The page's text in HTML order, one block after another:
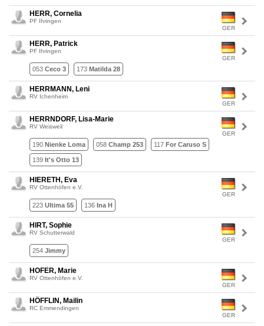
GER
HERR, Cornelia
PF Ihringen
GER
HERR, Patrick
PF Ihringen
053 Ceco 3 173 Matilda 28
GER
HERRMANN, Leni
RV Ichenheim
GER
HERRNDORF, Lisa-Marie
RV Weisweil
190 Nienke Loma 058 Champ 253 117 For Caruso S
139 It's Otto 13
GER
HIERETH, Eva
RV Ottenhöfen e.V.
223 Ultima 55 136 Ina H
GER
HIRT, Sophie
RV Schutterwald
254 Jimmy
GER
HOFER, Marie
RV Ottenhöfen e.V.
GER
HÖFFLIN, Mailin
RC Emmendingen